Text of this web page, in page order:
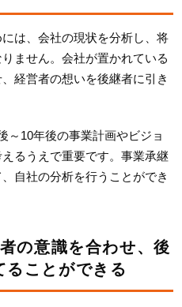
は、会社の現状を分析し、将
ません。会社が置かれている
経営者の想いを後継者に引き
～10年後の事業計画やビジョ
るうえで重要です。事業承継
自社の分析を行うことができ
の意識を合わせ、後
ることができる